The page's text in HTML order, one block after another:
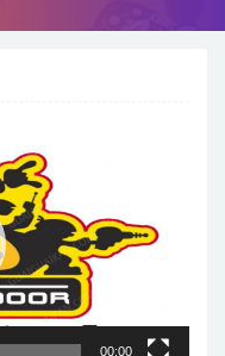
00:00